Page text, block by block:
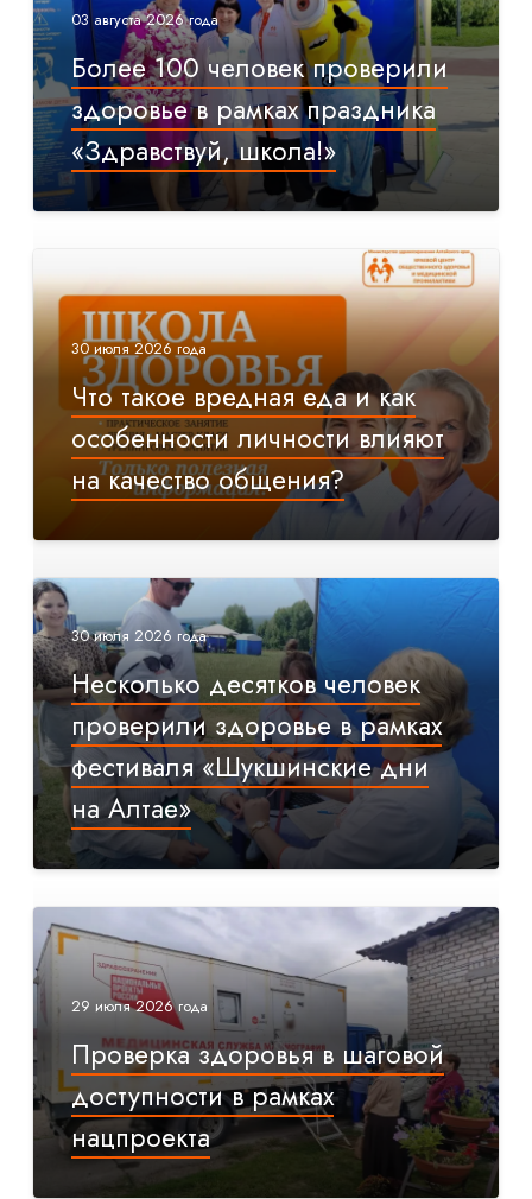
03 августа 2026 года
Более 100 человек проверили
здоровье в рамках праздника
«Здравствуй, школа!»
30 июля 2026 года
Что такое вредная еда и как
особенности личности влияют
на качество общения?
30 июля 2026 года
Несколько десятков человек
проверили здоровье в рамках
фестиваля «Шукшинские дни
на Алтае»
29 июля 2026 года
Проверка здоровья в шаговой
доступности в рамках
нацпроекта